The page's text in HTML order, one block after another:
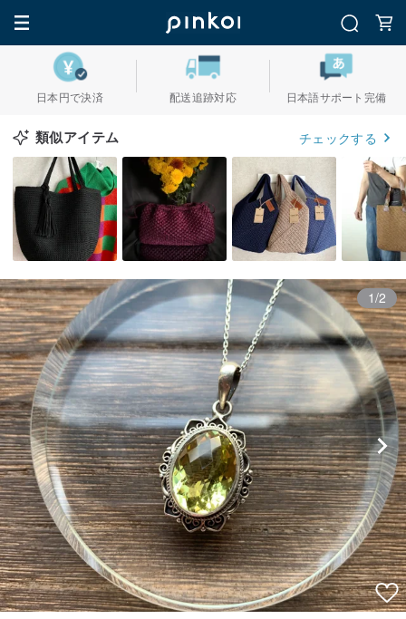
日本円で決済 配送追跡対応 日本語サポート完備
類似アイテム チェックする
1/2